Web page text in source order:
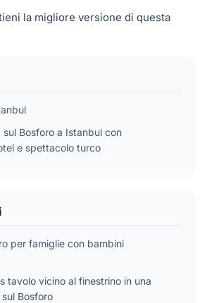
la migliore versione di questa
Bosforo a Istanbul con
e spettacolo turco
per famiglie con bambini
tavolo vicino al finestrino in una
Bosforo